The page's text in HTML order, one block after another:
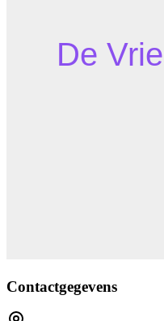
Contactgegevens